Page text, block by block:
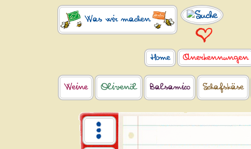
Was wir machen
Home Anerkennungen
Weine Olivenöl Balsamico Schafskäse